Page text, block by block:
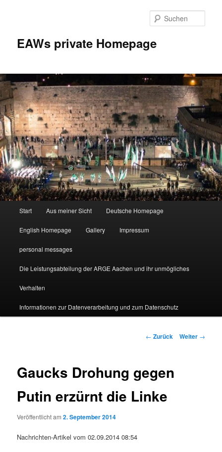
EAWs private Homepage
Start Aus meiner Sicht Deutsche Homepage
English Homepage Gallery Impressum
personal messages
Die Leistungsabteilung der ARGE Aachen und ihr unmögliches
Verhalten
Informationen zur Datenverarbeitung und zum Datenschutz
Beitragsnavigation
← Zurück Weiter →
Gaucks Drohung gegen
Putin erzürnt die Linke
Veröffentlicht am2. September 2014
Nachrichten-Artikel vom 02.09.2014 08:54